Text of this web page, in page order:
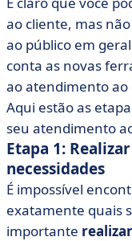
ao cliente, mas
ao público em
conta as novas
ao atendimento ao
Aqui estão as
seu atendimento
Etapa 1:
necessidades
É impossível
exatamente quais
importante